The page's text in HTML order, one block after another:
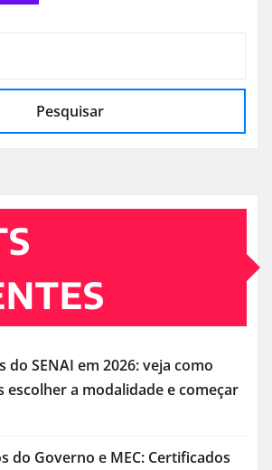
Pesquisar
do SENAI em 2026: veja como
escolher a modalidade e começar
do Governo e MEC: Certificados